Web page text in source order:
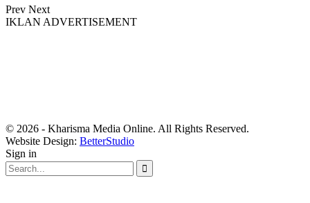
Prev Next
IKLAN ADVERTISEMENT
© 2026 - Kharisma Media Online. All Rights Reserved.
Website Design: BetterStudio
Sign in